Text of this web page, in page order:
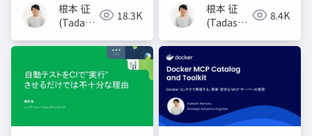
根本 征
(Tadashi
18.3K
根本 征
(Tadashi
8.4K